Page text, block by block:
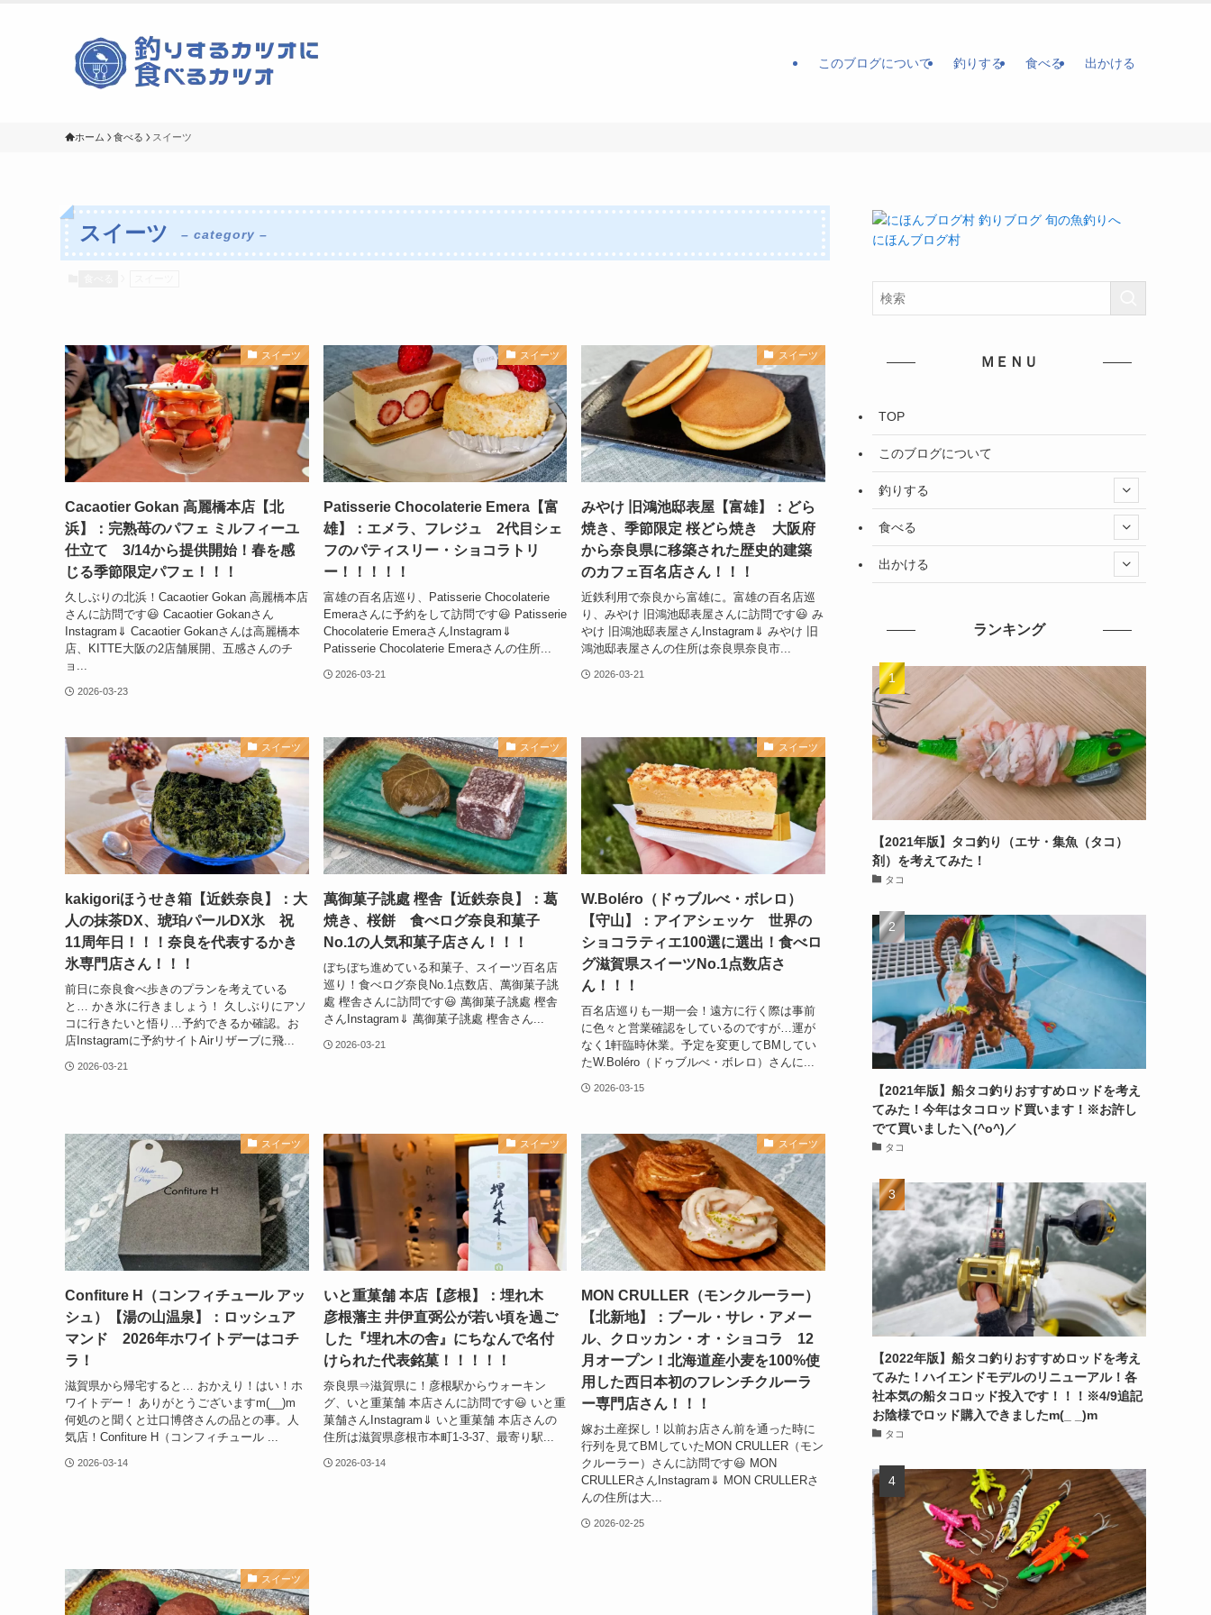
このブログについて 釣りする 食べる 出かける
ホーム 食べる スイーツ
スイーツ – category –
スイーツ
Cacaotier Gokan 高麗橋本店【北
浜】：完熟苺のパフェ ミルフィーユ
仕立て 3/14から提供開始！春を感
じる季節限定パフェ！！！
久しぶりの北浜！Cacaotier Gokan 高麗橋本店
さんに訪問です😃 Cacaotier Gokanさん
Instagram⇓ Cacaotier Gokanさんは高麗橋本
店、KITTE大阪の2店舗展開、五感さんのチ
ョ...
2026-03-23
スイーツ
Patisserie Chocolaterie Emera【富
雄】：エメラ、フレジュ 2代目シェ
フのパティスリー・ショコラトリ
ー！！！！！
富雄の百名店巡り、Patisserie Chocolaterie
Emeraさんに予約をして訪問です😃 Patisserie
Chocolaterie EmeraさんInstagram⇓
Patisserie Chocolaterie Emeraさんの住所...
2026-03-21
スイーツ
みやけ 旧鴻池邸表屋【富雄】：どら
焼き、季節限定 桜どら焼き 大阪府
から奈良県に移築された歴史的建築
のカフェ百名店さん！！！
近鉄利用で奈良から富雄に。富雄の百名店巡
り、みやけ 旧鴻池邸表屋さんに訪問です😃 み
やけ 旧鴻池邸表屋さんInstagram⇓ みやけ 旧
鴻池邸表屋さんの住所は奈良県奈良市...
2026-03-21
スイーツ
kakigoriほうせき箱【近鉄奈良】：大
人の抹茶DX、琥珀パールDX氷 祝
11周年日！！！奈良を代表するかき
氷専門店さん！！！
前日に奈良食べ歩きのプランを考えている
と… かき氷に行きましょう！ 久しぶりにアソ
コに行きたいと悟り…予約できるか確認。お
店Instagramに予約サイトAirリザーブに飛...
2026-03-21
スイーツ
萬御菓子誂處 樫舎【近鉄奈良】：葛
焼き、桜餅 食べログ奈良和菓子
No.1の人気和菓子店さん！！！
ぼちぼち進めている和菓子、スイーツ百名店
巡り！食べログ奈良No.1点数店、萬御菓子誂
處 樫舎さんに訪問です😃 萬御菓子誂處 樫舎
さんInstagram⇓ 萬御菓子誂處 樫舎さん...
2026-03-21
スイーツ
W.Boléro（ドゥブルべ・ボレロ）
【守山】：アイアシェッケ 世界の
ショコラティエ100選に選出！食べロ
グ滋賀県スイーツNo.1点数店さ
ん！！！
百名店巡りも一期一会！遠方に行く際は事前
に色々と営業確認をしているのですが…運が
なく1軒臨時休業。予定を変更してBMしてい
たW.Boléro（ドゥブルべ・ボレロ）さんに...
2026-03-15
スイーツ
Confiture H（コンフィチュール アッ
シュ）【湯の山温泉】：ロッシュア
マンド 2026年ホワイトデーはコチ
ラ！
滋賀県から帰宅すると… おかえり！はい！ホ
ワイトデー！ ありがとうございますm(__)m
何処のと聞くと辻口博啓さんの品との事。人
気店！Confiture H（コンフィチュール ...
2026-03-14
スイーツ
いと重菓舗 本店【彦根】：埋れ木
彦根藩主 井伊直弼公が若い頃を過ご
した『埋れ木の舎』にちなんで名付
けられた代表銘菓！！！！！
奈良県⇒滋賀県に！彦根駅からウォーキン
グ、いと重菓舗 本店さんに訪問です😃 いと重
菓舗さんInstagram⇓ いと重菓舗 本店さんの
住所は滋賀県彦根市本町1-3-37、最寄り駅...
2026-03-14
スイーツ
MON CRULLER（モンクルーラー）
【北新地】：ブール・サレ・アメー
ル、クロッカン・オ・ショコラ 12
月オープン！北海道産小麦を100%使
用した西日本初のフレンチクルーラ
ー専門店さん！！！
嫁お土産探し！以前お店さん前を通った時に
行列を見てBMしていたMON CRULLER（モン
クルーラー）さんに訪問です😃 MON
CRULLERさんInstagram⇓ MON CRULLERさ
んの住所は大...
2026-02-25
スイーツ
にほんブログ村
ＭＥＮＵ
TOP
このブログについて
釣りする
食べる
出かける
ランキング
【2021年版】タコ釣り（エサ・集魚（タコ）
剤）を考えてみた！
タコ
【2021年版】船タコ釣りおすすめロッドを考え
てみた！今年はタコロッド買います！※お許し
でて買いました＼(^o^)／
タコ
【2022年版】船タコ釣りおすすめロッドを考え
てみた！ハイエンドモデルのリニューアル！各
社本気の船タコロッド投入です！！！※4/9追記
お陰様でロッド購入できましたm(_ _)m
タコ